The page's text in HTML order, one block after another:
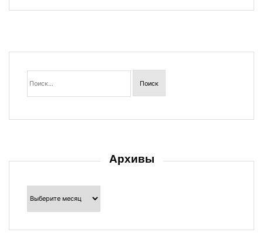
Найти:
Архивы
Архивы